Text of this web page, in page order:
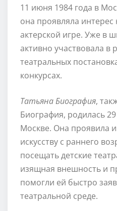
11 июня 1984 года в
она проявляла интерес
актерской игре. Уже в
активно участвовала в
театральных
конкурсах.
Татьяна Биография,
Биография, родилась
Москве. Она проявила
искусству с раннего
посещать детские
изящная внешность и
помогли ей быстро
театральной среде.